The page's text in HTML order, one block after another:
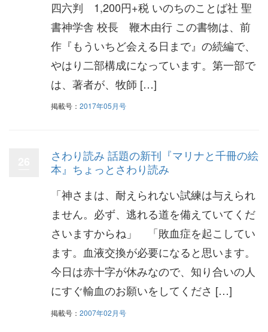
四六判 1,200円+税 いのちのことば社 聖
書神学舎 校長 鞭木由行 この書物は、前
作『もういちど会える日まで』の続編で、
やはり二部構成になっています。第一部で
は、著者が、牧師 […]
掲載号： 2017年05月号
さわり読み 話題の新刊『マリナと千冊の絵
本』ちょっとさわり読み
「神さまは、耐えられない試練は与えられ
ません。必ず、逃れる道を備えていてくだ
さいますからね」 「敗血症を起こしてい
ます。血液交換が必要になると思います。
今日は赤十字が休みなので、知り合いの人
にすぐ輸血のお願いをしてくださ […]
掲載号： 2007年02月号